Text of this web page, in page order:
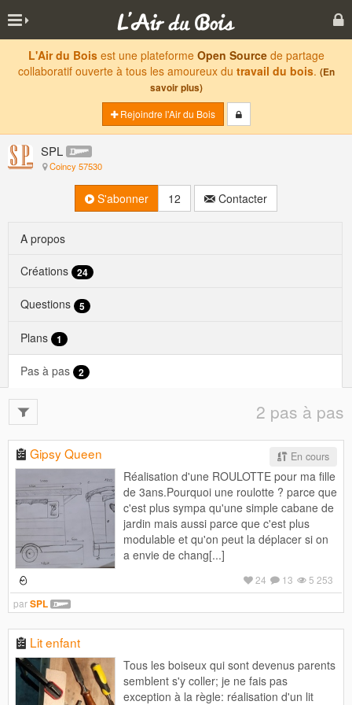
L'Air du Boisest une plateforme Open Sourcede partage
collaboratif ouverte à tous les amoureux du travail du bois. (En
savoir plus)
Rejoindre l'Air du Bois
SPL
Coincy 57530
S'abonner 12 Contacter
A propos
Créations 24
Questions 5
Plans 1
Pas à pas 2
2 pas à pas
En cours
Gipsy Queen
Réalisation d'une ROULOTTE pour ma fille
de 3ans.Pourquoi une roulotte ? parce que
c'est plus sympa qu'une simple cabane de
jardin mais aussi parce que c'est plus
modulable et qu'on peut la déplacer si on
a envie de chang[...]
5 253
13
24
parSPL
Lit enfant
Tous les boiseux qui sont devenus parents
semblent s'y coller; je ne fais pas
exception à la règle: réalisation d'un lit